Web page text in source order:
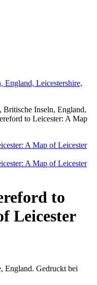
Leicestershire,
to
Leicester
England. Gedruckt bei